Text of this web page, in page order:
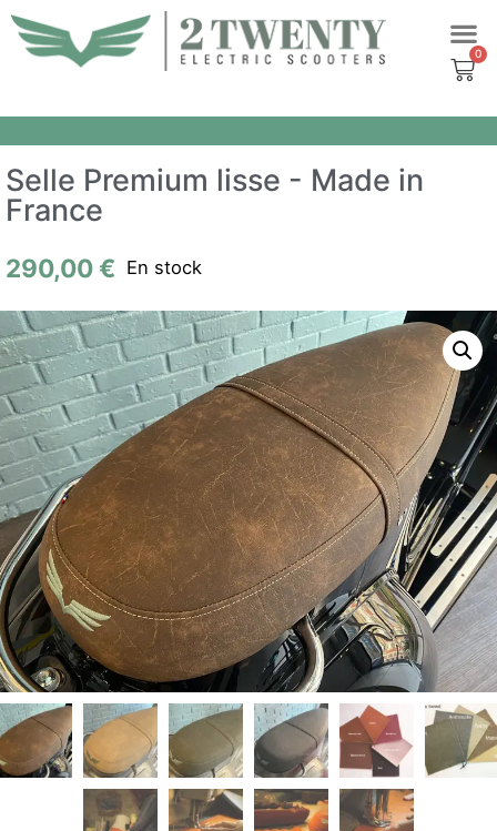
Aller
au
Selle Premium lisse - Made in
France
290,00€ En stock